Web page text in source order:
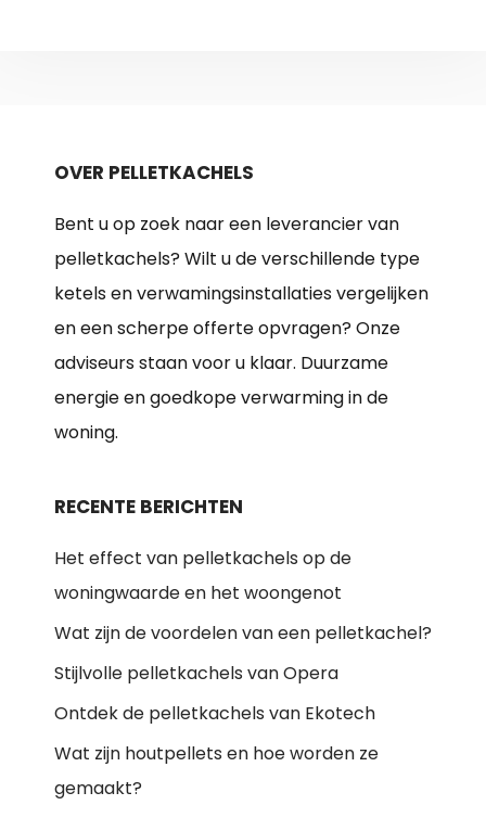
OVER PELLETKACHELS
Bent u op zoek naar een leverancier van
pelletkachels? Wilt u de verschillende type
ketels en verwamingsinstallaties vergelijken
en een scherpe offerte opvragen? Onze
adviseurs staan voor u klaar. Duurzame
energie en goedkope verwarming in de
woning.
RECENTE BERICHTEN
Het effect van pelletkachels op de
woningwaarde en het woongenot
Wat zijn de voordelen van een pelletkachel?
Stijlvolle pelletkachels van Opera
Ontdek de pelletkachels van Ekotech
Wat zijn houtpellets en hoe worden ze
gemaakt?